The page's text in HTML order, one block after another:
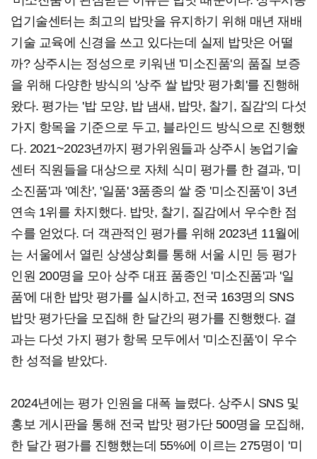
업기술센터는 최고의 밥맛을 유지하기 위해 매년 재배
기술 교육에 신경을 쓰고 있다는데 실제 밥맛은 어떨
까? 상주시는 정성으로 키워낸 '미소진품'의 품질 보증
을 위해 다양한 방식의 '상주 쌀 밥맛 평가회'를 진행해
왔다. 평가는 '밥 모양, 밥 냄새, 밥맛, 찰기, 질감'의 다섯
가지 항목을 기준으로 두고, 블라인드 방식으로 진행했
다. 2021~2023년까지 평가위원들과 상주시 농업기술
센터 직원들을 대상으로 자체 식미 평가를 한 결과, '미
소진품'과 '예찬', '일품' 3품종의 쌀 중 '미소진품'이 3년
연속 1위를 차지했다. 밥맛, 찰기, 질감에서 우수한 점
수를 얻었다. 더 객관적인 평가를 위해 2023년 11월에
는 서울에서 열린 상생상회를 통해 서울 시민 등 평가
인원 200명을 모아 상주 대표 품종인 '미소진품'과 '일
품'에 대한 밥맛 평가를 실시하고, 전국 163명의 SNS
밥맛 평가단을 모집해 한 달간의 평가를 진행했다. 결
과는 다섯 가지 평가 항목 모두에서 '미소진품'이 우수
한 성적을 받았다.
2024년에는 평가 인원을 대폭 늘렸다. 상주시 SNS 및
홍보 게시판을 통해 전국 밥맛 평가단 500명을 모집해,
한 달간 평가를 진행했는데 55%에 이르는 275명이 '미